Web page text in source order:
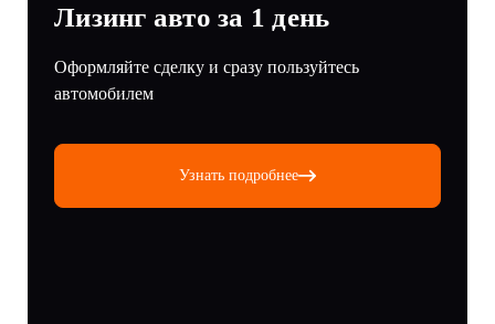
Лизинг авто за 1 день
Оформляйте сделку и сразу пользуйтесь
автомобилем
Узнать подробнее